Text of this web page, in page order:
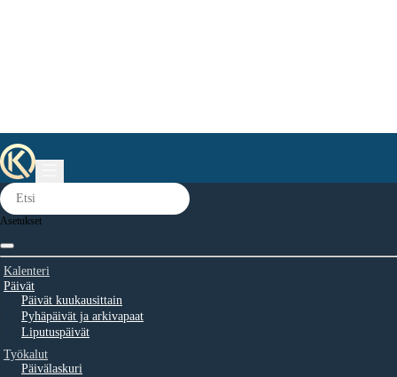
Asetukset
Kalenteri
Päivät
Päivät kuukausittain
Pyhäpäivät ja arkivapaat
Liputuspäivät
Työkalut
Päivälaskuri